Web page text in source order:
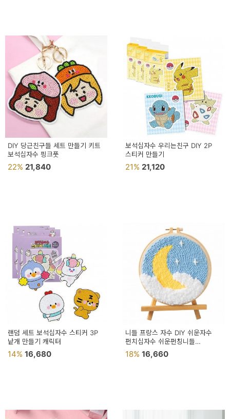
DIY 당근친구들 세트 만들기 키트
보석십자수 핑크풋
22% 21,840
보석십자수 우리는친구 DIY 2P
스티커 만들기
21% 21,120
랜덤 세트 보석십자수 스티커 3P
낱개 만들기 캐릭터
14% 16,680
니들 프랑스 자수 DIY 쉬운자수
펀치십자수 쉬운펀칭니들
펀칭십자수 니들십자수
18% 16,660